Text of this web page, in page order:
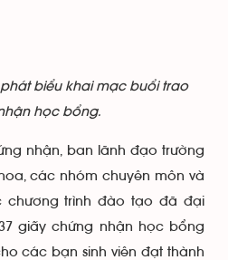
phát biểu khai mạc buổi trao
học bổng.
nhận, ban lãnh đạo trường
các nhóm chuyên môn và
trình đào tạo đã đại
giấy chứng nhận học bổng
các bạn sinh viên đạt thành